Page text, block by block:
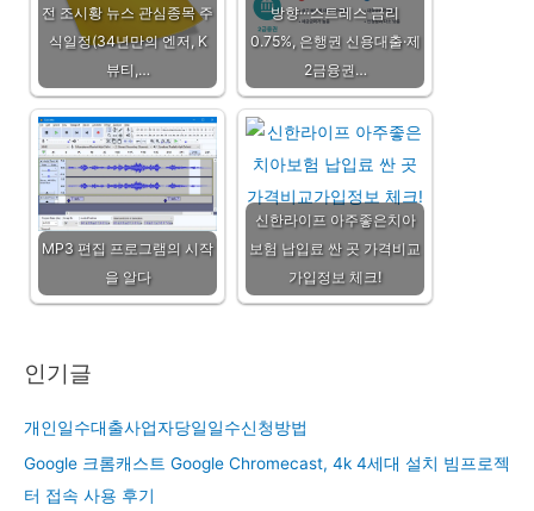
전 조시황 뉴스 관심종목 주
식일정(34년만의 엔저, K
뷰티,…
방향···스트레스 금리
0.75%, 은행권 신용대출·제
2금융권…
MP3 편집 프로그램의 시작
을 알다
신한라이프 아주좋은치아
보험 납입료 싼 곳 가격비교
가입정보 체크!
인기글
개인일수대출사업자당일일수신청방법
Google 크롬캐스트 Google Chromecast, 4k 4세대 설치 빔프로젝
터 접속 사용 후기